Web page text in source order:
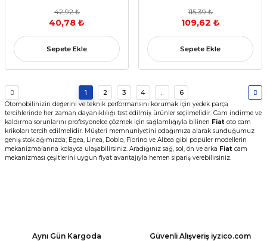
42,92 ₺
40,78 ₺
Sepete Ekle
115,39 ₺
109,62 ₺
Sepete Ekle
1 2 3 4 .. 6
Otomobilinizin değerini ve teknik performansını korumak için yedek parça
tercihlerinde her zaman dayanıklılığı test edilmiş ürünler seçilmelidir. Cam indirme ve
kaldırma sorunlarını profesyonelce çözmek için sağlamlığıyla bilinen Fiat oto cam
krikoları tercih edilmelidir. Müşteri memnuniyetini odağımıza alarak sunduğumuz
geniş stok ağımızda; Egea, Linea, Doblo, Fiorino ve Albea gibi popüler modellerin
mekanizmalarına kolayca ulaşabilirsiniz. Aradığınız sağ, sol, ön ve arka Fiat cam
mekanizması çeşitlerini uygun fiyat avantajıyla hemen sipariş verebilirsiniz.
Aynı Gün Kargoda
Güvenli Alışveriş iyzico.com